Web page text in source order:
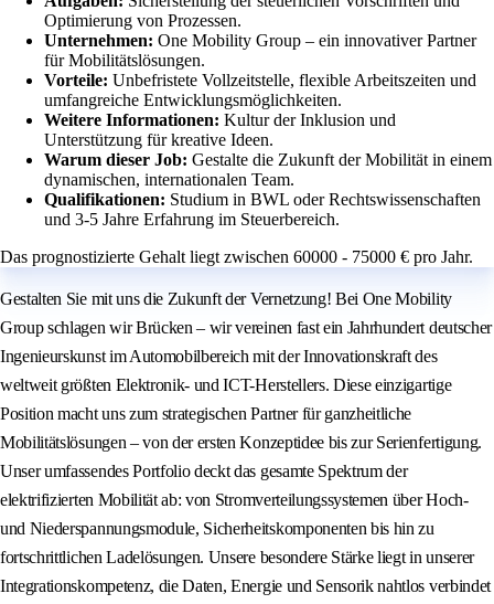
Optimierung von Prozessen.
Unternehmen: One Mobility Group – ein innovativer Partner
für Mobilitätslösungen.
Vorteile: Unbefristete Vollzeitstelle, flexible Arbeitszeiten und
umfangreiche Entwicklungsmöglichkeiten.
Weitere Informationen: Kultur der Inklusion und
Unterstützung für kreative Ideen.
Warum dieser Job: Gestalte die Zukunft der Mobilität in einem
dynamischen, internationalen Team.
Qualifikationen: Studium in BWL oder Rechtswissenschaften
und 3-5 Jahre Erfahrung im Steuerbereich.
Das prognostizierte Gehalt liegt zwischen 60000 - 75000 € pro Jahr.
Gestalten Sie mit uns die Zukunft der Vernetzung! Bei One Mobility
Group schlagen wir Brücken – wir vereinen fast ein Jahrhundert deutscher
Ingenieurskunst im Automobilbereich mit der Innovationskraft des
weltweit größten Elektronik- und ICT-Herstellers. Diese einzigartige
Position macht uns zum strategischen Partner für ganzheitliche
Mobilitätslösungen – von der ersten Konzeptidee bis zur Serienfertigung.
Unser umfassendes Portfolio deckt das gesamte Spektrum der
elektrifizierten Mobilität ab: von Stromverteilungssystemen über Hoch-
und Niederspannungsmodule, Sicherheitskomponenten bis hin zu
fortschrittlichen Ladelösungen. Unsere besondere Stärke liegt in unserer
Integrationskompetenz, die Daten, Energie und Sensorik nahtlos verbindet